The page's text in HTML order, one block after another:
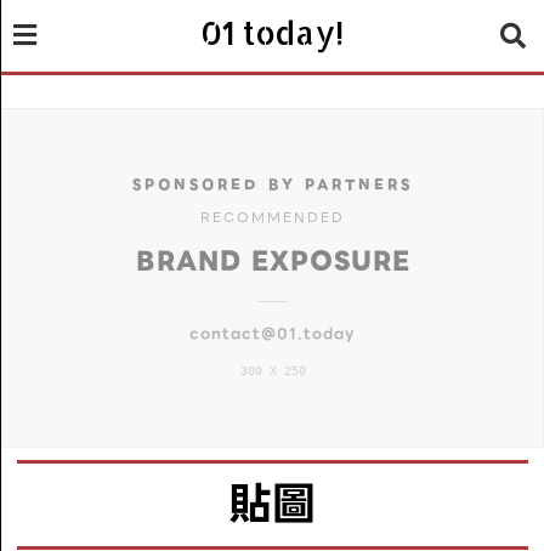
01 today!
SPONSORED BY PARTNERS
RECOMMENDED
BRAND EXPOSURE
contact@01.today
300 X 250
貼圖